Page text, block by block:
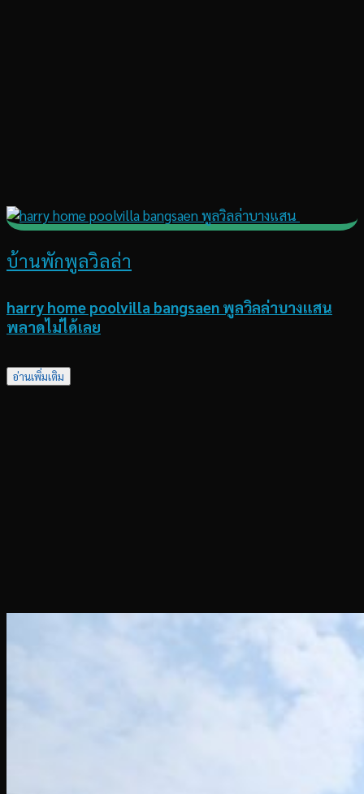
บ้านพักพูลวิลล่า
harry home poolvilla bangsaen พูลวิลล่าบางแสน
พลาดไม่ได้เลย
อ่านเพิ่มเติม